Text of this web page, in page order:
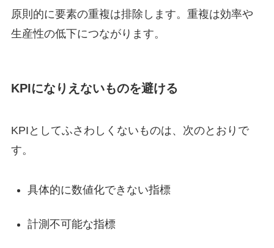
原則的に要素の重複は排除します。重複は効率や
生産性の低下につながります。
KPIになりえないものを避ける
KPIとしてふさわしくないものは、次のとおりで
す。
具体的に数値化できない指標
計測不可能な指標